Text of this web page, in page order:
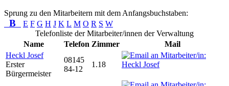
Sprung zu den Mitarbeitern mit dem Anfangsbuchstaben:
B E F G H J K L M O R S W
Telefonliste der Mitarbeiter/innen der Verwaltung
Name
Telefon Zimmer
Mail
Heckl Josef
Erster
Bürgermeister
08145
84-12
1.18